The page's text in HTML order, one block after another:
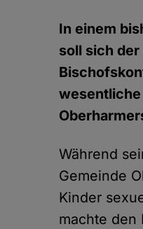
In einem
soll sich
Während
Gemeinde
Kinder
machte den